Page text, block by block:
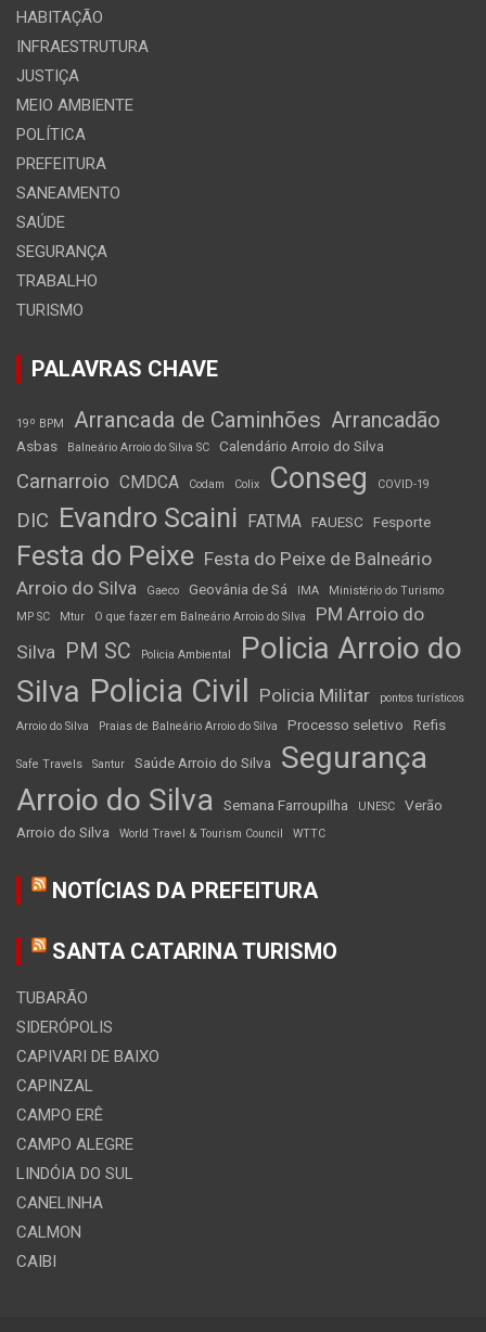
HABITAÇÃO
INFRAESTRUTURA
JUSTIÇA
MEIO AMBIENTE
POLÍTICA
PREFEITURA
SANEAMENTO
SAÚDE
SEGURANÇA
TRABALHO
TURISMO
PALAVRAS CHAVE
19º BPM Arrancada de Caminhões Arrancadão
Asbas Balneário Arroio do Silva SC Calendário Arroio do Silva
Carnarroio CMDCA Codam Colix Conseg COVID-19
DIC Evandro Scaini FATMA FAUESC Fesporte
Festa do Peixe Festa do Peixe de Balneário
Arroio do Silva
Gaeco Geovânia de Sá IMA
Ministério do Turismo
MP SC
Mtur O que fazer em Balneário Arroio do Silva
PM Arroio do
Silva PM SC Policia Ambiental
Policia Arroio do
Silva Policia Civil Policia Militar
pontos turísticos
Arroio do Silva
Praias de Balneário Arroio do Silva Processo seletivo Refis
Safe Travels Santur Saúde Arroio do Silva
Segurança
Arroio do Silva
Semana Farroupilha UNESC
Verão
Arroio do Silva
World Travel & Tourism Council WTTC
NOTÍCIAS DA PREFEITURA
SANTA CATARINA TURISMO
TUBARÃO
SIDERÓPOLIS
CAPIVARI DE BAIXO
CAPINZAL
CAMPO ERÊ
CAMPO ALEGRE
LINDÓIA DO SUL
CANELINHA
CALMON
CAIBI